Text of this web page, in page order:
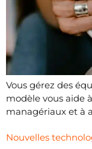
Vous gérez des
modèle vous aide
managériaux et à
Nouvelles